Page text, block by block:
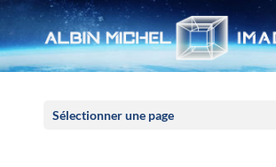
Sélectionner une page
Panneau de gestion des cookies